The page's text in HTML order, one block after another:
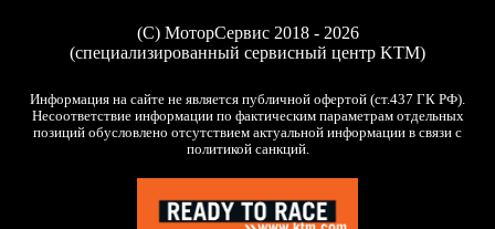
(C) МоторСервис 2018 - 2026
(специализированный сервисный центр KTM)
Информация на сайте не является публичной офертой (ст.437 ГК РФ).
Несоответствие информации по фактическим параметрам отдельных
позиций обусловлено отсутствием актуальной информации в связи с
политикой санкций.